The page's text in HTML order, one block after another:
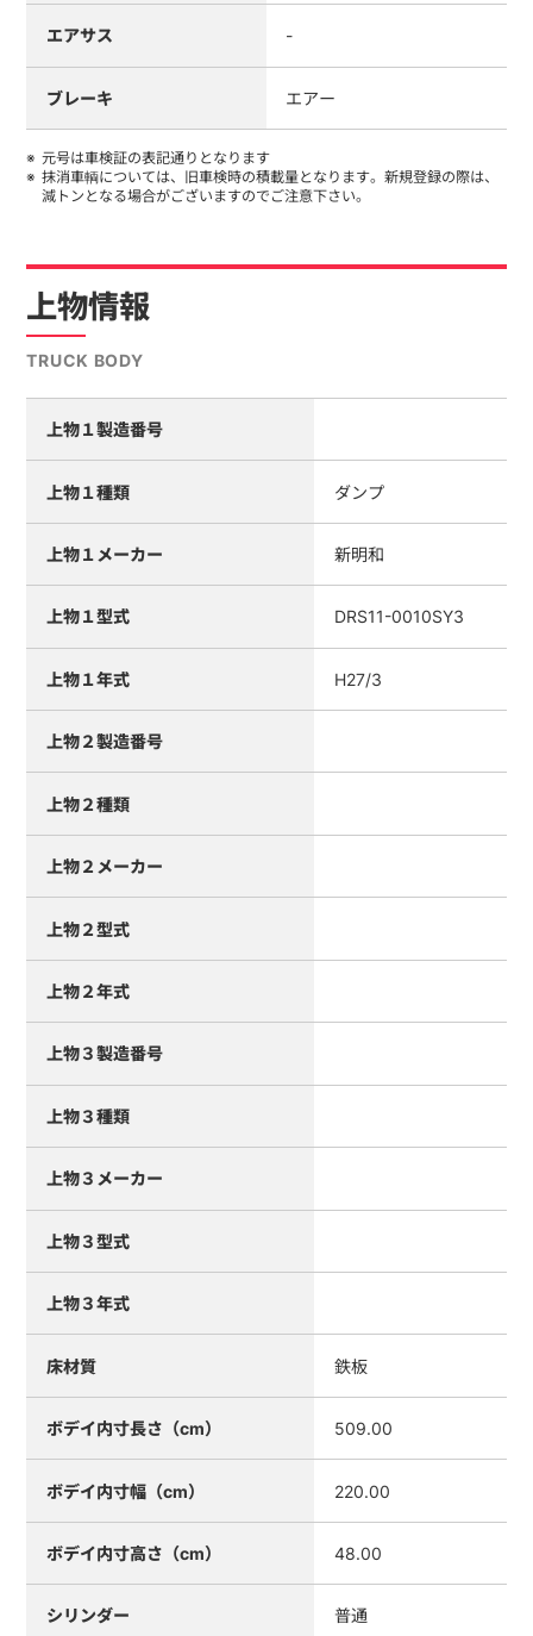
エアサス -
ブレーキ エアー
元号は車検証の表記通りとなります
抹消車輌については、旧車検時の積載量となります。新規登録の際は、
減トンとなる場合がございますのでご注意下さい。
上物情報
TRUCK BODY
上物１製造番号
上物１種類 ダンプ
上物１メーカー 新明和
上物１型式 DRS11-0010SY3
上物１年式 H27/3
上物２製造番号
上物２種類
上物２メーカー
上物２型式
上物２年式
上物３製造番号
上物３種類
上物３メーカー
上物３型式
上物３年式
床材質 鉄板
ボデイ内寸長さ（cm） 509.00
ボデイ内寸幅（cm） 220.00
ボデイ内寸高さ（cm） 48.00
シリンダー 普通